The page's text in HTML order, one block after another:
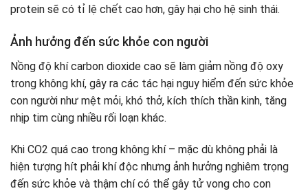
protein sẽ có tỉ lệ chết cao hơn, gây hại cho hệ sinh thái.
Ảnh hưởng đến sức khỏe con người
Nồng độ khí carbon dioxide cao sẽ làm giảm nồng độ oxy
trong không khí, gây ra các tác hại nguy hiểm đến sức khỏe
con người như mệt mỏi, khó thở, kích thích thần kinh, tăng
nhịp tim cùng nhiều rối loạn khác.
Khi CO2 quá cao trong không khí – mặc dù không phải là
hiện tượng hít phải khí độc nhưng ảnh hưởng nghiêm trọng
đến sức khỏe và thậm chí có thể gây tử vong cho con